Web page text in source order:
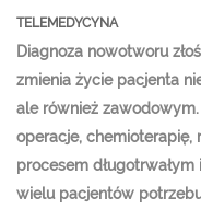
TELEMEDYCYNA
Diagnoza nowotworu
zmienia życie pacjenta
ale również
operacje, chemioterapię,
procesem
wielu pacjentów